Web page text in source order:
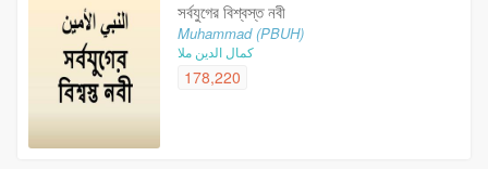
সর্বযুগের বিশ্বস্ত নবী
Muhammad (PBUH)
كمال الدين ملا
178,220